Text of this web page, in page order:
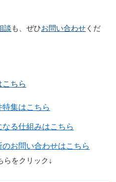
談 も、ぜひお問い合わせくだ
こちら
特集はこちら
る仕組みはこちら
お問い合わせはこちら
らをクリック↓